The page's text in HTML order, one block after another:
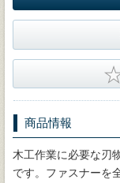
商品情報
木工作業に必要な刃
です。ファスナーを